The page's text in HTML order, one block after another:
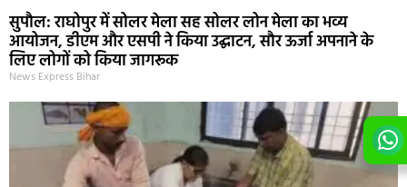
सुपौल: राघोपुर में सोलर मेला सह सोलर लोन मेला का भव्य
आयोजन, डीएम और एसपी ने किया उद्घाटन, सौर ऊर्जा अपनाने के
लिए लोगों को किया जागरूक
News Express Bihar